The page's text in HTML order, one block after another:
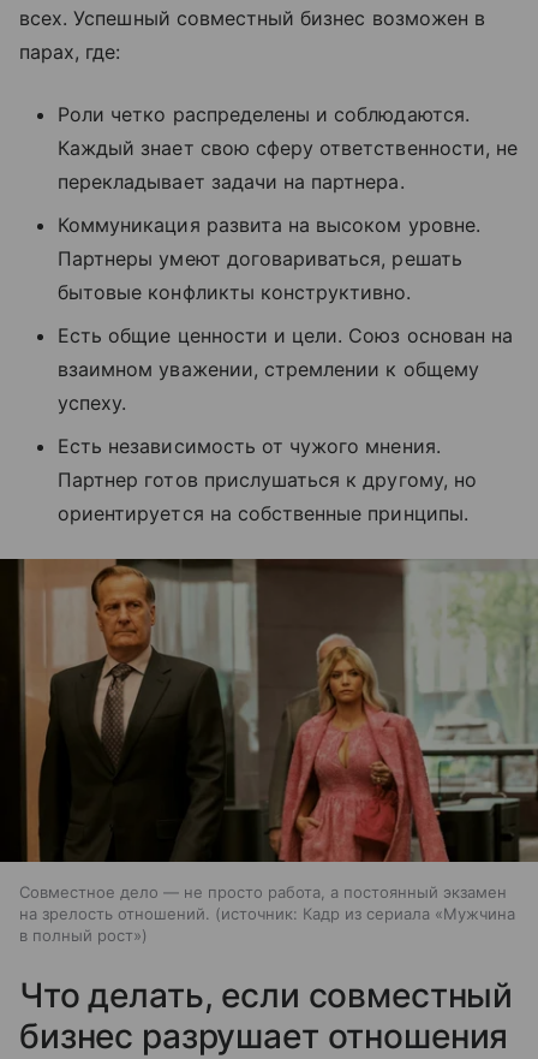
всех. Успешный совместный бизнес возможен в
парах, где:
Роли четко распределены и соблюдаются.
Каждый знает свою сферу ответственности, не
перекладывает задачи на партнера.
Коммуникация развита на высоком уровне.
Партнеры умеют договариваться, решать
бытовые конфликты конструктивно.
Есть общие ценности и цели. Союз основан на
взаимном уважении, стремлении к общему
успеху.
Есть независимость от чужого мнения.
Партнер готов прислушаться к другому, но
ориентируется на собственные принципы.
Совместное дело — не просто работа, а постоянный экзамен
на зрелость отношений.
источник: Кадр из сериала «Мужчина
в полный рост»
Что делать, если совместный
бизнес разрушает отношения